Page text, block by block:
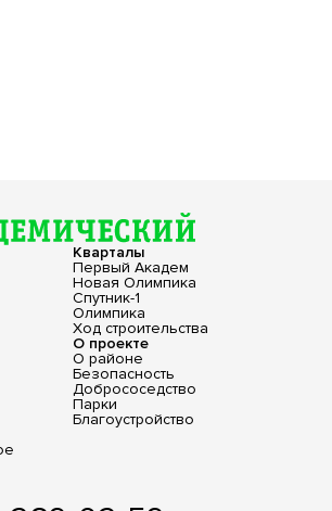
Кварталы
Первый Академ
Новая Олимпика
Спутник-1
Олимпика
Ход строительства
О проекте
О районе
Безопасность
Добрососедство
Парки
Благоустройство